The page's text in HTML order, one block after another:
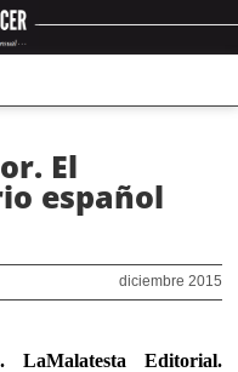
El
español
diciembre 2015
LaMalatesta Editorial.